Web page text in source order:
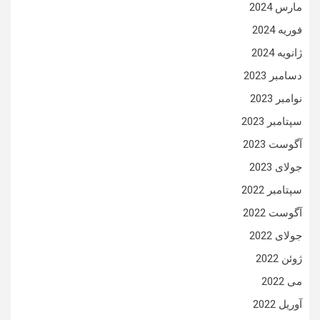
مارس 2024
فوریه 2024
ژانویه 2024
دسامبر 2023
نوامبر 2023
سپتامبر 2023
آگوست 2023
جولای 2023
سپتامبر 2022
آگوست 2022
جولای 2022
ژوئن 2022
می 2022
آوریل 2022